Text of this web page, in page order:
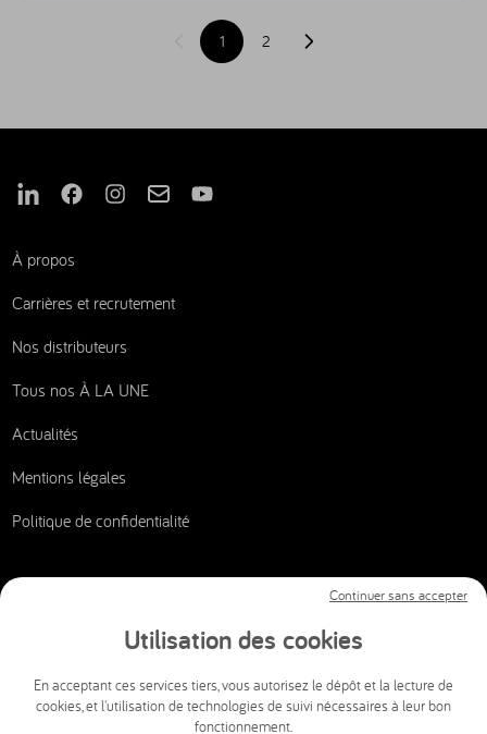
Page précédente
1 2 Page suivante
Nous suivre sur Linkedin
Nous suivre sur Facebook
Nous suivre sur Instagram
Nous suivre sur Mail
Nous suivre sur Youtube
À propos
Carrières et recrutement
Nos distributeurs
Tous nos À LA UNE
Actualités
Mentions légales
Politique de confidentialité
CSI AUDIOVISUEL
info@csi-audiovisuel.com
Utilisation des cookies
En acceptant ces services tiers, vous autorisez le dépôt et la lecture de
cookies, et l'utilisation de technologies de suivi nécessaires à leur bon
fonctionnement.
Continuer sans accepter